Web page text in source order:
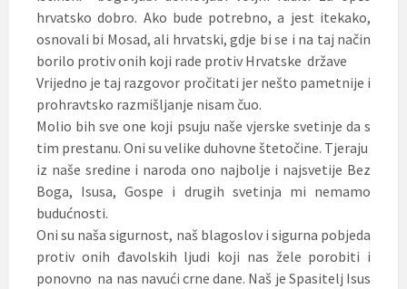
hrvatsko dobro. Ako bude potrebno, a jest itekako,
osnovali bi Mosad, ali hrvatski, gdje bi se i na taj način
borilo protiv onih koji rade protiv Hrvatske države
Vrijedno je taj razgovor pročitati jer nešto pametnije i
prohravtsko razmišljanje nisam čuo.
Molio bih sve one koji psuju naše vjerske svetinje da s
tim prestanu. Oni su velike duhovne štetočine. Tjeraju
iz naše sredine i naroda ono najbolje i najsvetije Bez
Boga, Isusa, Gospe i drugih svetinja mi nemamo
budućnosti.
Oni su naša sigurnost, naš blagoslov i sigurna pobjeda
protiv onih đavolskih ljudi koji nas žele porobiti i
ponovno na nas navući crne dane. Naš je Spasitelj Isus